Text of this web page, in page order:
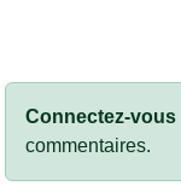
Connectez-vous
commentaires.